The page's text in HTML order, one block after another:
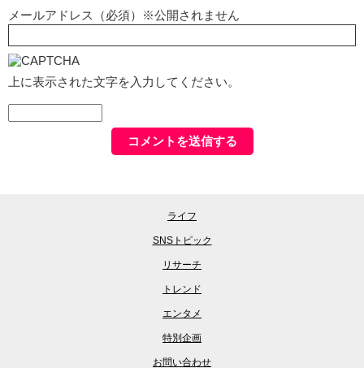
メールアドレス（必須）※公開されません
上に表示された文字を入力してください。
ライフ
SNSトピック
リサーチ
トレンド
エンタメ
特別企画
お問い合わせ